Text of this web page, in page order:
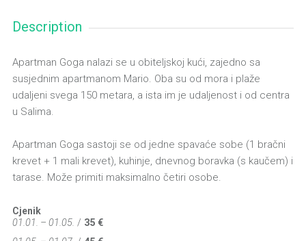
Description
Apartman Goga nalazi se u obiteljskoj kući, zajedno sa
susjednim apartmanom Mario. Oba su od mora i plaže
udaljeni svega 150 metara, a ista im je udaljenost i od centra
u Salima.
Apartman Goga sastoji se od jedne spavaće sobe (1 bračni
krevet + 1 mali krevet), kuhinje, dnevnog boravka (s kaučem) i
tarase. Može primiti maksimalno četiri osobe.
Cjenik
01.01. – 01.05. / 35 €